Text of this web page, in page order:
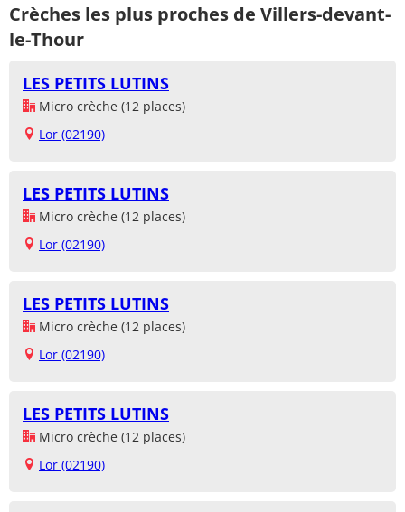
Crèches les plus proches de Villers-devant-
le-Thour
LES PETITS LUTINS
Micro crèche (12 places)
Lor (02190)
LES PETITS LUTINS
Micro crèche (12 places)
Lor (02190)
LES PETITS LUTINS
Micro crèche (12 places)
Lor (02190)
LES PETITS LUTINS
Micro crèche (12 places)
Lor (02190)